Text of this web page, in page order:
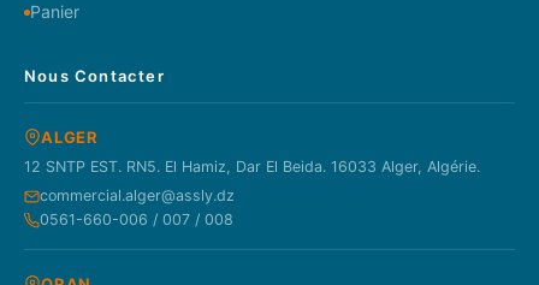
Panier
Nous Contacter
ALGER
12 SNTP EST. RN5. El Hamiz, Dar El Beida. 16033 Alger, Algérie.
commercial.alger@assly.dz
0561-660-006 / 007 / 008